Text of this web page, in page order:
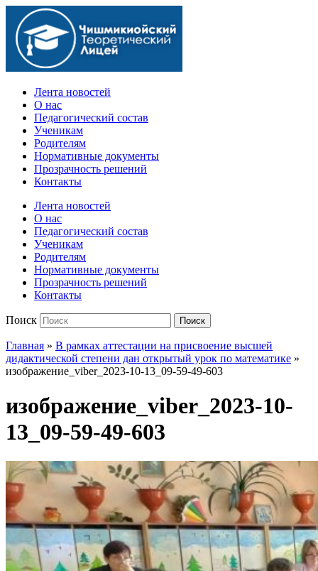
Официальный сайт учебного заведения
Лента новостей
О нас
Педагогический состав
Ученикам
Родителям
Нормативные документы
Прозрачность решений
Контакты
Лента новостей
О нас
Педагогический состав
Ученикам
Родителям
Нормативные документы
Прозрачность решений
Контакты
Поиск Поиск
Главная » В рамках аттестации на присвоение высшей
дидактической степени дан открытый урок по математике »
изображение_viber_2023-10-13_09-59-49-603
изображение_viber_2023-10-
13_09-59-49-603